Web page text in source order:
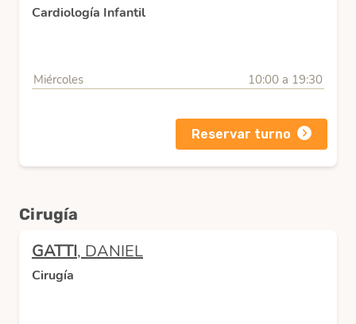
Cardiología Infantil
Miércoles 10:00 a 19:30
Reservar turno
Cirugía
GATTI, DANIEL
Cirugía